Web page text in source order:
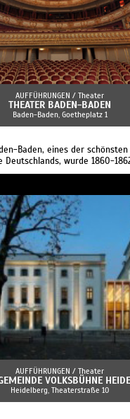
AUFFÜHRUNGEN / Theater
THEATER BADEN-BADEN
Baden-Baden, Goetheplatz 1
Baden, eines der schönsten
Deutschlands, wurde 1860-
AUFFÜHRUNGEN / Theater
VOLKSBÜHNE
Heidelberg, Theaterstraße 10